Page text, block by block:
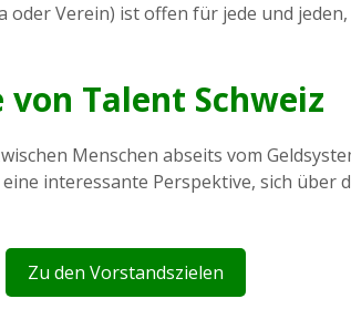
Verein) ist offen für jede und
von Talent Schweiz
Menschen abseits vom
interessante Perspektive, sich über
Zu den Vorstandszielen